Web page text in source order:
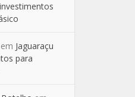
em Jaguaraçu
para